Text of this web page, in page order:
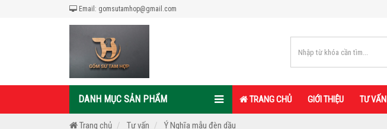
Email: gomsutamhop@gmail.com
DANH MỤC SẢN PHẨM TRANG CHỦ GIỚI THIỆU TƯ VẤN
Trang chủ Tư vấn Ý Nghĩa mẫu đèn dầu